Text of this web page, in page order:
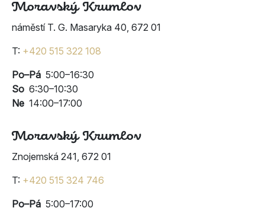
Moravský Krumlov
náměstí T. G. Masaryka 40, 672 01
T: +420 515 322 108
Po–Pá 5:00–16:30
So 6:30–10:30
Ne 14:00–17:00
Moravský Krumlov
Znojemská 241, 672 01
T: +420 515 324 746
Po–Pá 5:00–17:00